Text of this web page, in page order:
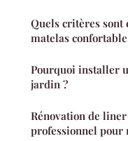
Quels critères sont
matelas
Pourquoi installer
jardin ?
Rénovation de
professionnel